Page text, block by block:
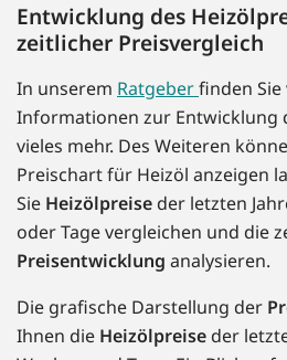
Entwicklung des
zeitlicher Preisvergleich
In unserem Ratgeberfinden
Informationen zur Entwicklung
vieles mehr. Des Weiteren
Preischart für Heizöl anzeigen
Sie Heizölpreise der letzten
oder Tage vergleichen und die
Preisentwicklung analysieren.
Die grafische Darstellung der
Ihnen die Heizölpreise der